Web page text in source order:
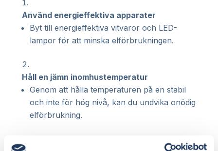
Använd energieffektiva apparater
Byt till energieffektiva vitvaror och LED-
lampor för att minska elförbrukningen.
Håll en jämn inomhustemperatur
Genom att hålla temperaturen på en stabil
och inte för hög nivå, kan du undvika onödig
elförbrukning.